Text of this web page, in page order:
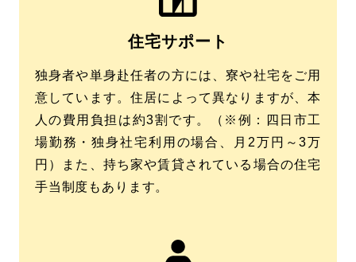
住宅サポート
独身者や単身赴任者の方には、寮や社宅をご用
意しています。住居によって異なりますが、本
人の費用負担は約3割です。（※例：四日市工
場勤務・独身社宅利用の場合、月2万円～3万
円）また、持ち家や賃貸されている場合の住宅
手当制度もあります。